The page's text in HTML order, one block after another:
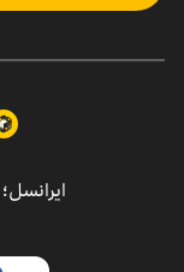
ایرانسل؛